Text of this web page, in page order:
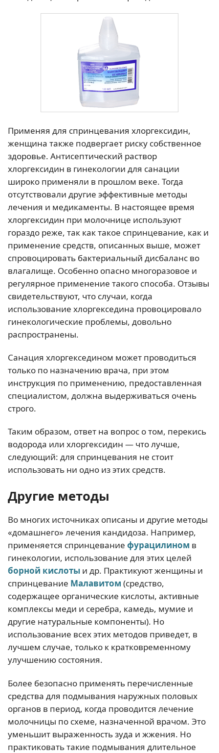
Применяя для спринцевания хлоргексидин,
женщина также подвергает риску собственное
здоровье. Антисептический раствор
хлоргексидин в гинекологии для санации
широко применяли в прошлом веке. Тогда
отсутствовали другие эффективные методы
лечения и медикаменты. В настоящее время
хлоргексидин при молочнице используют
гораздо реже, так как такое спринцевание, как и
применение средств, описанных выше, может
спровоцировать бактериальный дисбаланс во
влагалище. Особенно опасно многоразовое и
регулярное применение такого способа. Отзывы
свидетельствуют, что случаи, когда
использование хлоргекседина провоцировало
гинекологические проблемы, довольно
распространены.
Санация хлоргекседином может проводиться
только по назначению врача, при этом
инструкция по применению, предоставленная
специалистом, должна выдерживаться очень
строго.
Таким образом, ответ на вопрос о том, перекись
водорода или хлоргексидин — что лучше,
следующий: для спринцевания не стоит
использовать ни одно из этих средств.
Другие методы
Во многих источниках описаны и другие методы
«домашнего» лечения кандидоза. Например,
применяется спринцевание фурацилином в
гинекологии, использование для этих целей
борной кислоты и др. Практикуют женщины и
спринцевание Малавитом (средство,
содержащее органические кислоты, активные
комплексы меди и серебра, камедь, мумие и
другие натуральные компоненты). Но
использование всех этих методов приведет, в
лучшем случае, только к кратковременному
улучшению состояния.
Более безопасно применять перечисленные
средства для подмывания наружных половых
органов в период, когда проводится лечение
молочницы по схеме, назначенной врачом. Это
уменьшит выраженность зуда и жжения. Но
практиковать такие подмывания длительное